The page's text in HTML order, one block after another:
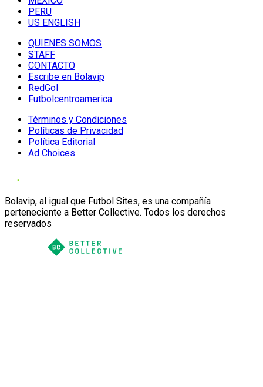
PERU
US ENGLISH
QUIENES SOMOS
STAFF
CONTACTO
Escribe en Bolavip
RedGol
Futbolcentroamerica
Términos y Condiciones
Políticas de Privacidad
Política Editorial
Ad Choices
Bolavip, al igual que Futbol Sites, es una compañía
perteneciente a Better Collective. Todos los derechos
reservados